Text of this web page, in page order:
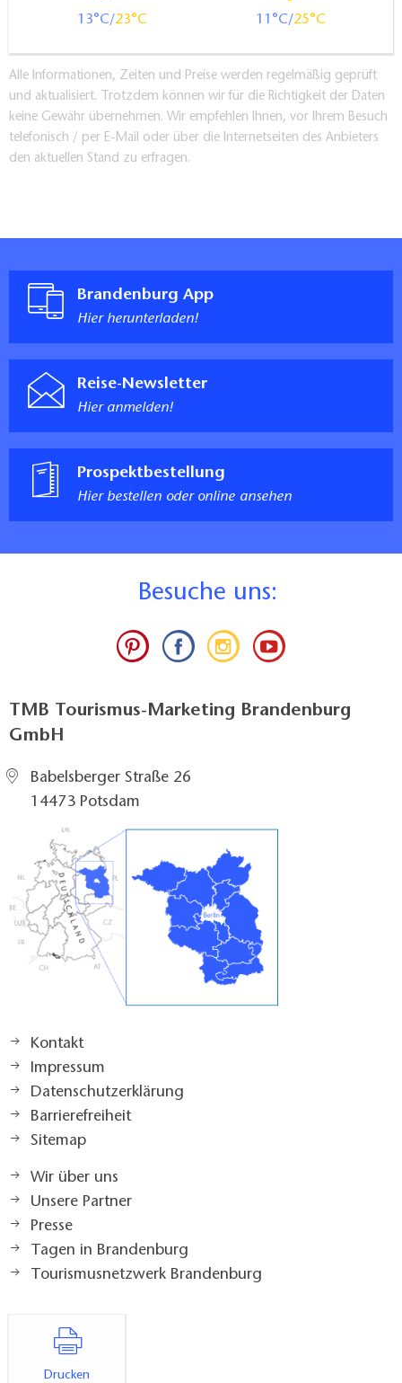
13 23 11 25
Alle Informationen, Zeiten und Preise werden regelmäßig geprüft
und aktualisiert. Trotzdem können wir für die Richtigkeit der Daten
keine Gewähr übernehmen. Wir empfehlen Ihnen, vor Ihrem Besuch
telefonisch / per E-Mail oder über die Internetseiten des Anbieters
den aktuellen Stand zu erfragen.
Brandenburg App
Hier herunterladen!
Reise-Newsletter
Hier anmelden!
Prospektbestellung
Hier bestellen oder online ansehen
Besuche uns:
TMB Tourismus-Marketing Brandenburg
GmbH
Babelsberger Straße 26
14473 Potsdam
Kontakt
Impressum
Datenschutzerklärung
Barrierefreiheit
Sitemap
Wir über uns
Unsere Partner
Presse
Tagen in Brandenburg
Tourismusnetzwerk Brandenburg
Drucken